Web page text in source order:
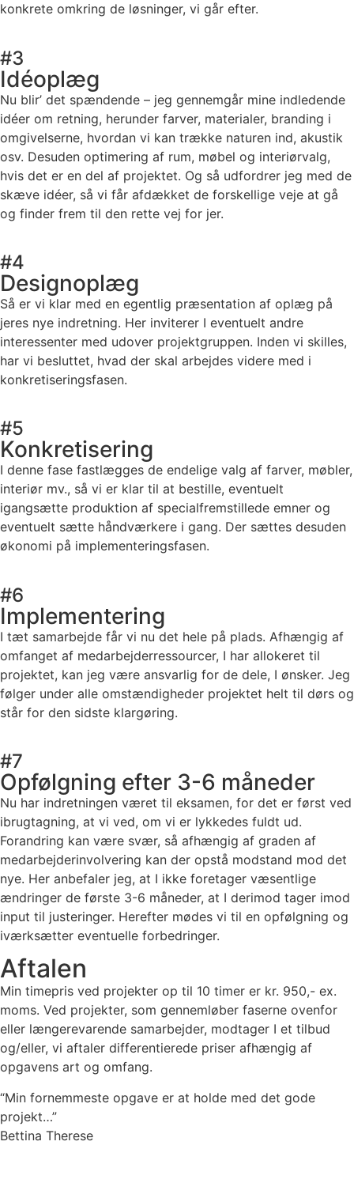
konkrete omkring de løsninger, vi går efter.
#3
Idéoplæg
Nu blir’ det spændende – jeg gennemgår mine indledende
idéer om retning, herunder farver, materialer, branding i
omgivelserne, hvordan vi kan trække naturen ind, akustik
osv. Desuden optimering af rum, møbel og interiørvalg,
hvis det er en del af projektet. Og så udfordrer jeg med de
skæve idéer, så vi får afdækket de forskellige veje at gå
og finder frem til den rette vej for jer.
#4
Designoplæg
Så er vi klar med en egentlig præsentation af oplæg på
jeres nye indretning. Her inviterer I eventuelt andre
interessenter med udover projektgruppen. Inden vi skilles,
har vi besluttet, hvad der skal arbejdes videre med i
konkretiseringsfasen.
#5
Konkretisering
I denne fase fastlægges de endelige valg af farver, møbler,
interiør mv., så vi er klar til at bestille, eventuelt
igangsætte produktion af specialfremstillede emner og
eventuelt sætte håndværkere i gang. Der sættes desuden
økonomi på implementeringsfasen.
#6
Implementering
I tæt samarbejde får vi nu det hele på plads. Afhængig af
omfanget af medarbejderressourcer, I har allokeret til
projektet, kan jeg være ansvarlig for de dele, I ønsker. Jeg
følger under alle omstændigheder projektet helt til dørs og
står for den sidste klargøring.
#7
Opfølgning efter 3-6 måneder
Nu har indretningen været til eksamen, for det er først ved
ibrugtagning, at vi ved, om vi er lykkedes fuldt ud.
Forandring kan være svær, så afhængig af graden af
medarbejderinvolvering kan der opstå modstand mod det
nye. Her anbefaler jeg, at I ikke foretager væsentlige
ændringer de første 3-6 måneder, at I derimod tager imod
input til justeringer. Herefter mødes vi til en opfølgning og
iværksætter eventuelle forbedringer.
Aftalen
Min timepris ved projekter op til 10 timer er kr. 950,- ex.
moms. Ved projekter, som gennemløber faserne ovenfor
eller længerevarende samarbejder, modtager I et tilbud
og/eller, vi aftaler differentierede priser afhængig af
opgavens art og omfang.
“Min fornemmeste opgave er at holde med det gode
projekt…”
Bettina Therese